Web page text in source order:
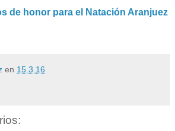
de honor para el Natación Aranjuez
en 15.3.16